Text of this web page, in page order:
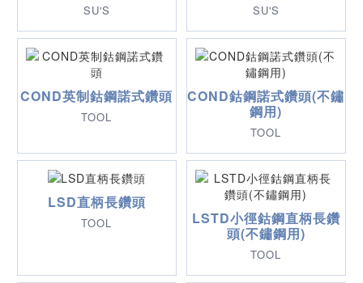
SU'S SU'S
COND英制鈷鋼諾式鑽頭
TOOL
COND鈷鋼諾式鑽頭(不鏽
鋼用)
TOOL
LSD直柄長鑽頭
TOOL
LSTD小徑鈷鋼直柄長鑽
頭(不鏽鋼用)
TOOL